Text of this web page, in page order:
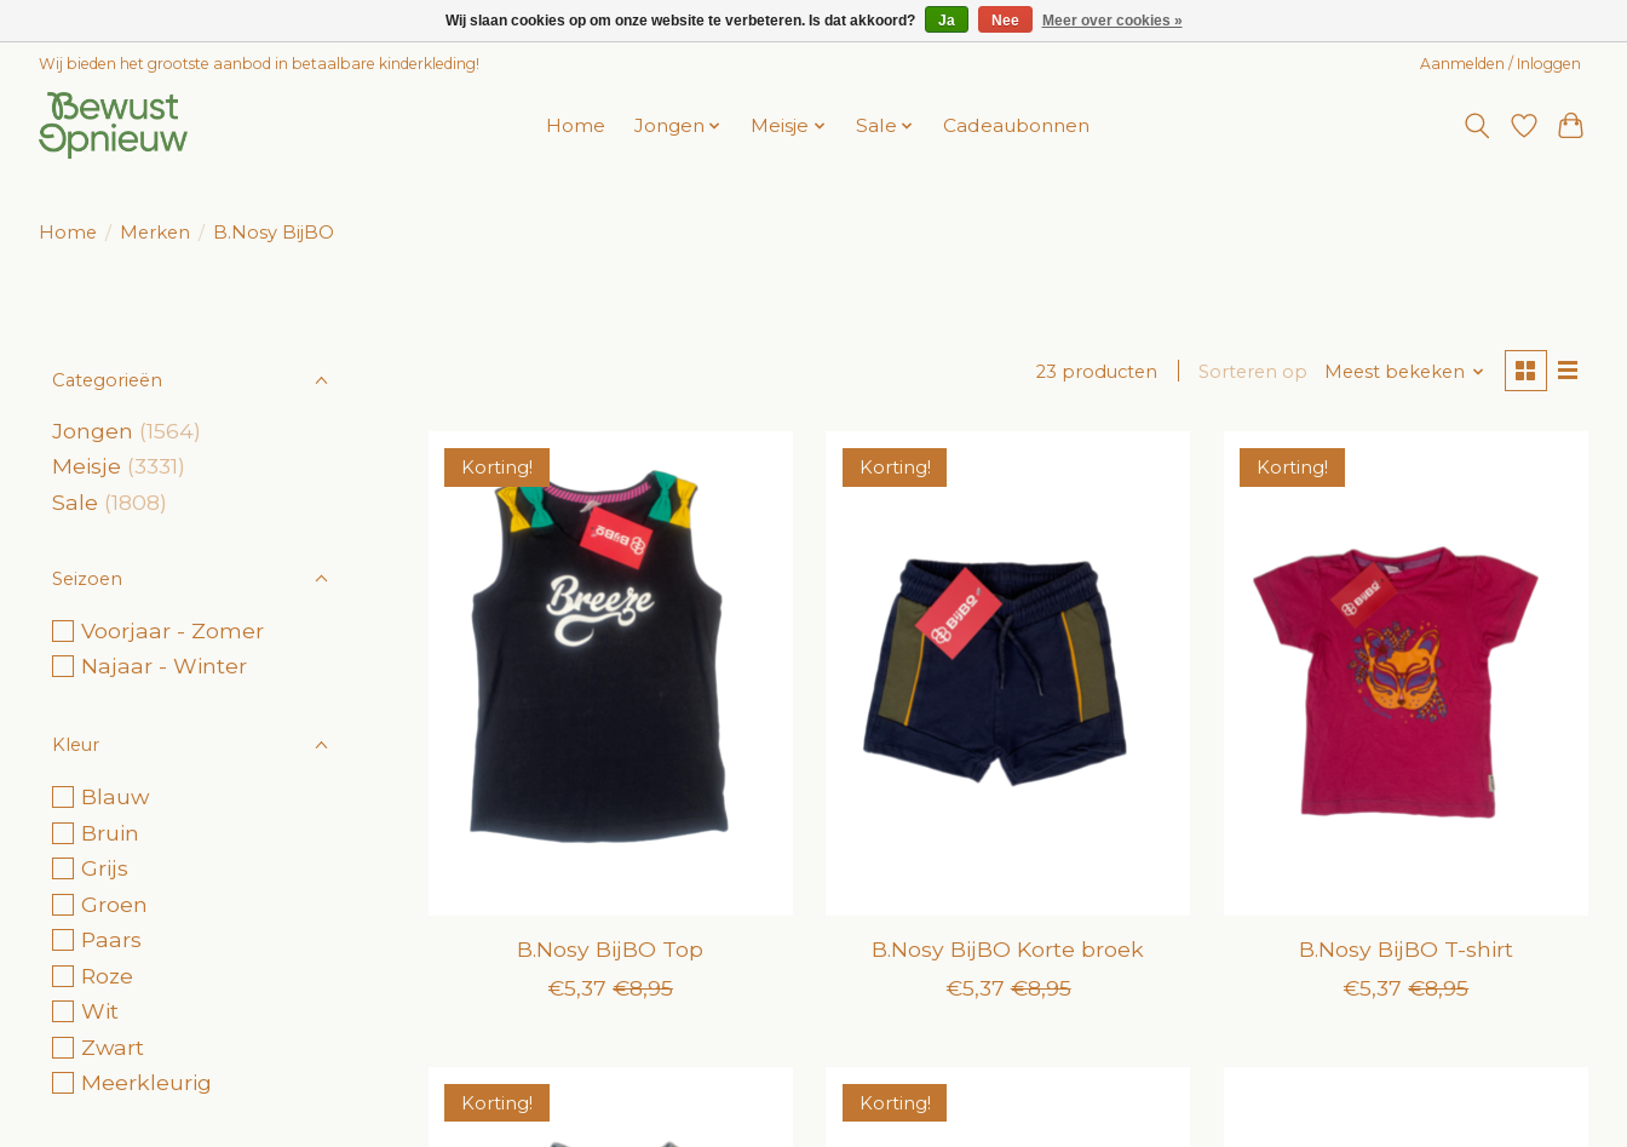
Wij bieden het grootste aanbod in betaalbare kinderkleding! Aanmelden / Inloggen
Home Jongen Meisje Sale Cadeaubonnen
Home / Merken / B.Nosy BijBO
Categorieën
Jongen (1564)
Meisje (3331)
Sale (1808)
Seizoen
Voorjaar - Zomer
Najaar - Winter
Kleur
Blauw
Bruin
Grijs
Groen
Paars
Roze
Wit
Zwart
Meerkleurig
23 producten Sorteren op Meest bekeken
Korting!
B.Nosy BijBO Top
€5,37 €8,95
Korting!
B.Nosy BijBO Korte broek
€5,37 €8,95
Korting!
B.Nosy BijBO T-shirt
€5,37 €8,95
Korting! Korting!
Wij slaan cookies op om onze website te verbeteren. Is dat akkoord? Ja Nee Meer over cookies »